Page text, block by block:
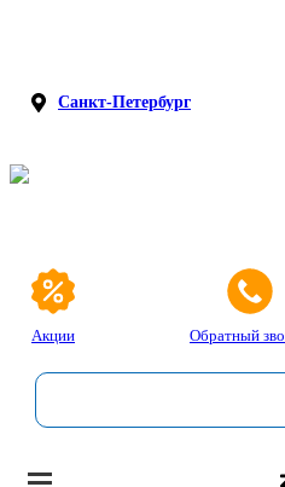
Санкт-Петербург
Акции Обратный